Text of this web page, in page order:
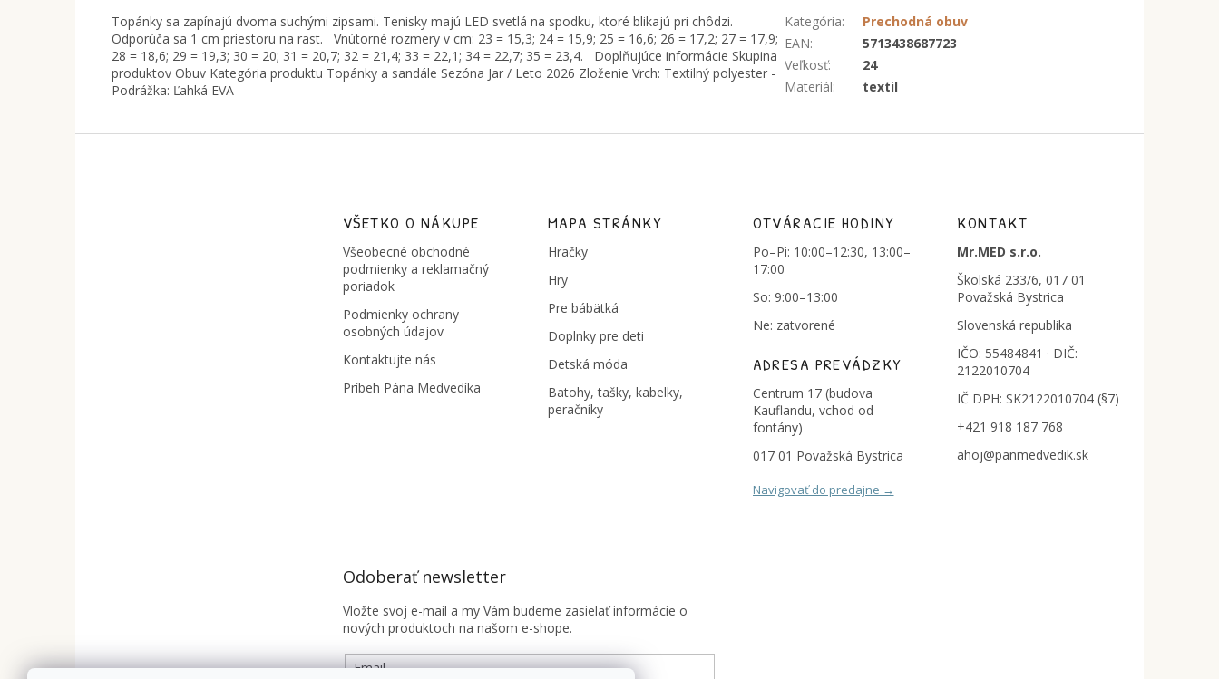
Topánky sa zapínajú dvoma suchými zipsami. Tenisky majú LED svetlá na spodku, ktoré blikajú pri chôdzi.
Odporúča sa 1 cm priestoru na rast. Vnútorné rozmery v cm: 23 = 15,3; 24 = 15,9; 25 = 16,6; 26 = 17,2; 27 = 17,9;
28 = 18,6; 29 = 19,3; 30 = 20; 31 = 20,7; 32 = 21,4; 33 = 22,1; 34 = 22,7; 35 = 23,4. Doplňujúce informácie Skupina
produktov Obuv Kategória produktu Topánky a sandále Sezóna Jar / Leto 2026 Zloženie Vrch: Textilný polyester -
Podrážka: Ľahká EVA
Kategória:
Prechodná obuv
EAN:
5713438687723
Veľkosť:
24
Materiál: textil
VŠETKO O NÁKUPE
Všeobecné obchodné
podmienky a reklamačný
poriadok
Podmienky ochrany
osobných údajov
Kontaktujte nás
Príbeh Pána Medvedíka
MAPA STRÁNKY
Hračky
Hry
Pre bábätká
Doplnky pre deti
Detská móda
Batohy, tašky, kabelky,
peračníky
OTVÁRACIE HODINY
Po–Pi: 10:00–12:30, 13:00–
17:00
So: 9:00–13:00
Ne: zatvorené
ADRESA PREVÁDZKY
Centrum 17 (budova
Kauflandu, vchod od
fontány)
017 01 Považská Bystrica
Navigovať do predajne →
KONTAKT
Mr.MED s.r.o.
Školská 233/6, 017 01
Považská Bystrica
Slovenská republika
IČO: 55484841 · DIČ:
2122010704
IČ DPH: SK2122010704 (§7)
+421 918 187 768
ahoj@panmedvedik.sk
Odoberať newsletter
Vložte svoj e-mail a my Vám budeme zasielať informácie o
nových produktoch na našom e-shope.
Email